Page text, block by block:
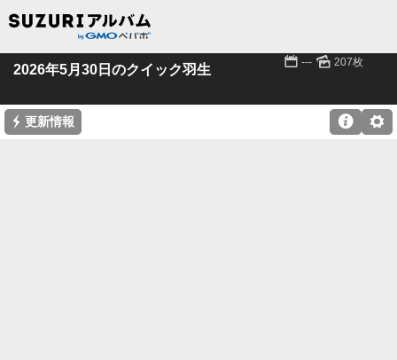
2026年5月30日のクイック羽生 📅 --- 🌄 207枚
⚡ 更新情報 ⚙
